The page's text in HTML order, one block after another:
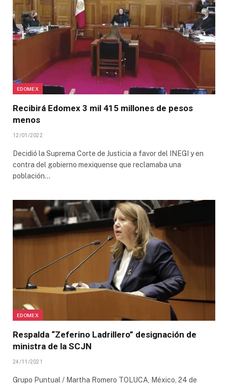
EDOMEX
Recibirá Edomex 3 mil 415 millones de pesos
menos
12/01/2022
Decidió la Suprema Corte de Justicia a favor del INEGI y en
contra del gobierno mexiquense que reclamaba una
población…
EDOMEX
Respalda “Zeferino Ladrillero” designación de
ministra de la SCJN
24/11/2021
Grupo Puntual / Martha Romero TOLUCA, México, 24 de